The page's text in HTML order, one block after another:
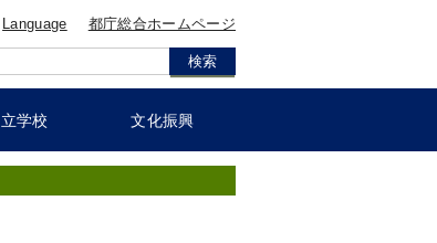
Language 都庁総合ホームページ
学校 文化振興